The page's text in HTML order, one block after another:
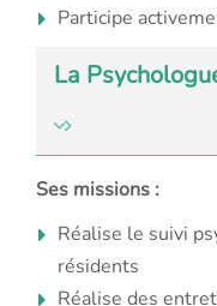
Participe
La
Ses missions :
Réalise le suivi
résidents
Réalise des